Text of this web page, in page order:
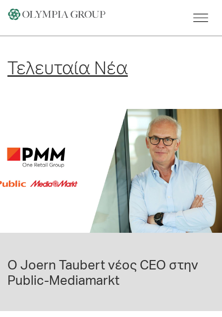
Τελευταία Νέα
O Joern Taubert νέος CEO στην
Public-Mediamarkt